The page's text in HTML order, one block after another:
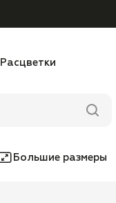
Расцветки
Большие размеры